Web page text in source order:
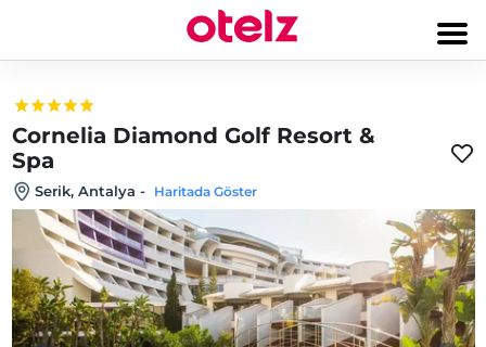
Cornelia Diamond Golf Resort &
Spa
Serik, Antalya - Haritada Göster